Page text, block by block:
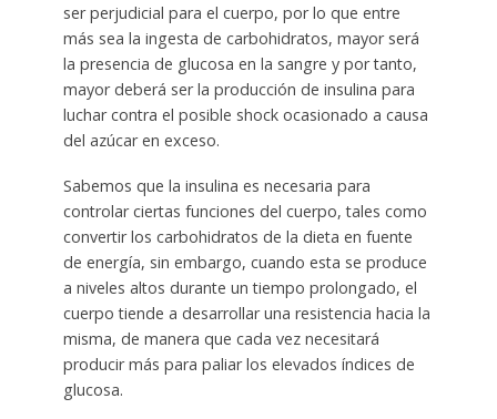
ser perjudicial para el cuerpo, por lo que entre
más sea la ingesta de carbohidratos, mayor será
la presencia de glucosa en la sangre y por tanto,
mayor deberá ser la producción de insulina para
luchar contra el posible shock ocasionado a causa
del azúcar en exceso.
Sabemos que la insulina es necesaria para
controlar ciertas funciones del cuerpo, tales como
convertir los carbohidratos de la dieta en fuente
de energía, sin embargo, cuando esta se produce
a niveles altos durante un tiempo prolongado, el
cuerpo tiende a desarrollar una resistencia hacia la
misma, de manera que cada vez necesitará
producir más para paliar los elevados índices de
glucosa.